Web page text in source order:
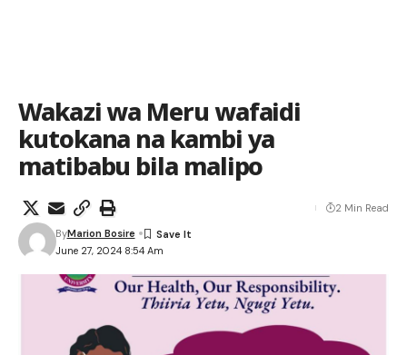
Wakazi wa Meru wafaidi
kutokana na kambi ya
matibabu bila malipo
June 27, 2024 8:54 Am
ByMarion Bosire
2 Min Read